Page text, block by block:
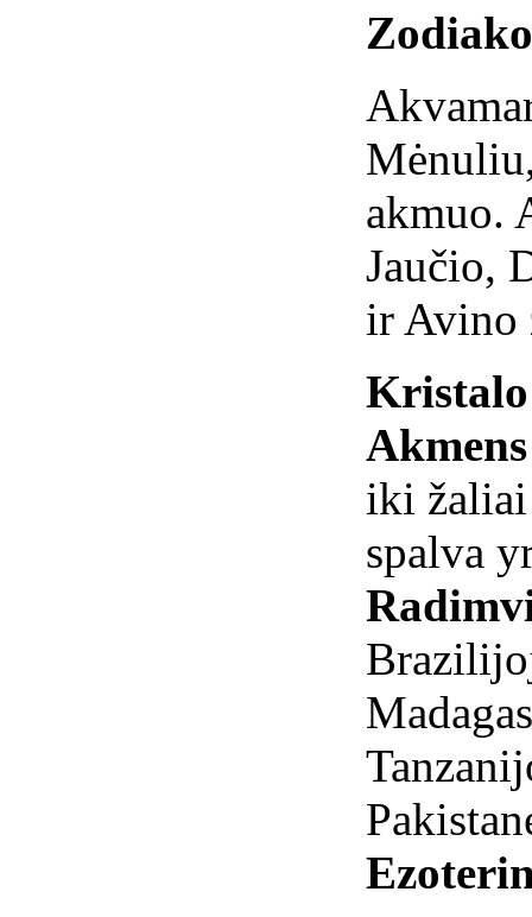
akmuo.
Jaučio,
ir Avino
iki
spalva